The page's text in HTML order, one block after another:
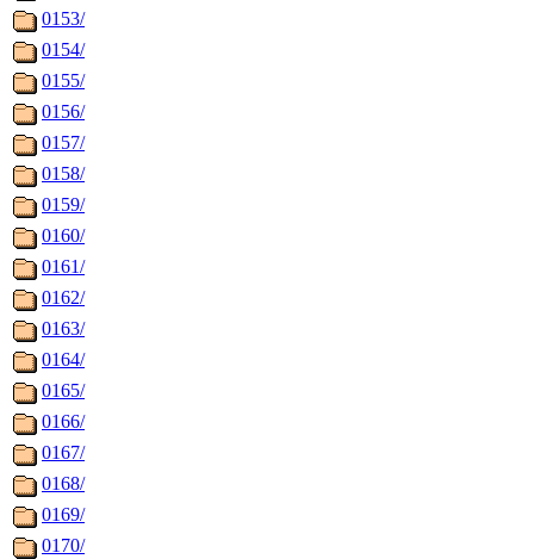
0153/
0154/
0155/
0156/
0157/
0158/
0159/
0160/
0161/
0162/
0163/
0164/
0165/
0166/
0167/
0168/
0169/
0170/